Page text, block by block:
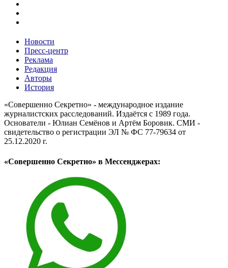
Новости
Пресс-центр
Реклама
Редакция
Авторы
История
«Совершенно Секретно» - международное издание
журналистских расследований. Издаётся с 1989 года.
Основатели - Юлиан Семёнов и Артём Боровик. CМИ -
свидетельство о регистрации ЭЛ № ФС 77-79634 от
25.12.2020 г.
«Совершенно Секретно» в Мессенджерах: